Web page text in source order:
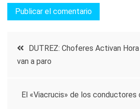
Navegación
entradas
DUTREZ: Choferes Activan
van a paro
El «Viacrucis» de los